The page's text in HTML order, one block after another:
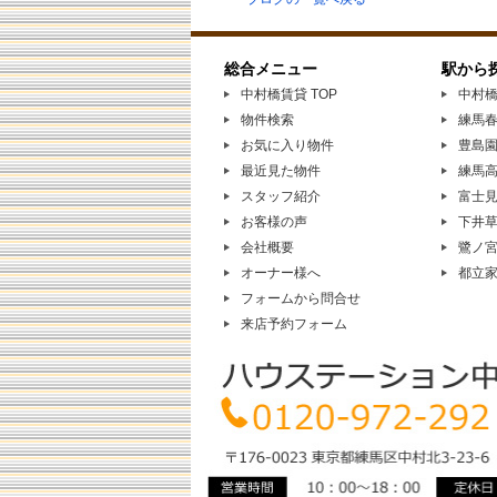
総合メニュー
中村橋賃貸 TOP
物件検索
お気に入り物件
最近見た物件
スタッフ紹介
お客様の声
会社概要
オーナー様へ
フォームから問合せ
来店予約フォーム
駅から
中村橋
練馬
豊島園
練馬
富士
下井草
鷺ノ宮
都立